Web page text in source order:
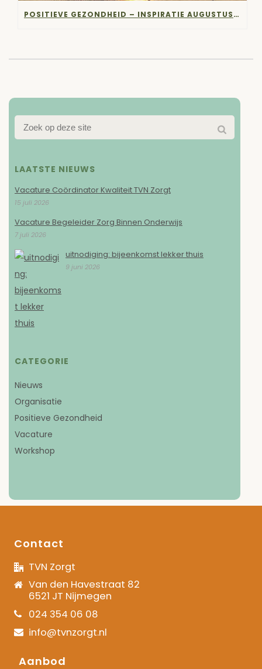
POSITIEVE GEZONDHEID – INSPIRATIE AUGUSTUS 2023
LAATSTE NIEUWS
Vacature Coördinator Kwaliteit TVN Zorgt
15 juli 2026
Vacature Begeleider Zorg Binnen Onderwijs
7 juli 2026
uitnodiging: bijeenkomst lekker thuis
9 juni 2026
CATEGORIE
Nieuws
Organisatie
Positieve Gezondheid
Vacature
Workshop
Contact
TVN Zorgt
Van den Havestraat 82
6521 JT Nijmegen
024 354 06 08
info@tvnzorgt.nl
Aanbod